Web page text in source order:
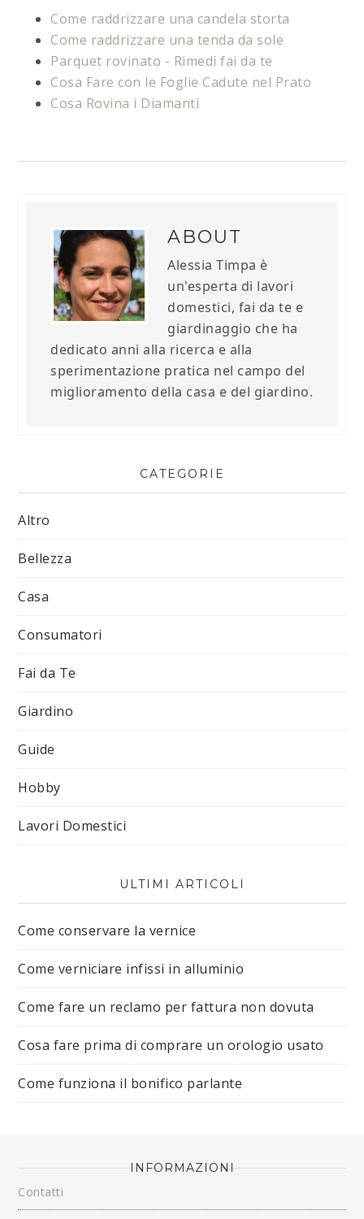
Come raddrizzare una candela storta
Come raddrizzare una tenda da sole
Parquet rovinato - Rimedi fai da te​
Cosa Fare con le Foglie Cadute nel Prato
Cosa Rovina i Diamanti
ABOUT
Alessia Timpa è
un'esperta di lavori
domestici, fai da te e
giardinaggio che ha
dedicato anni alla ricerca e alla
sperimentazione pratica nel campo del
miglioramento della casa e del giardino.
CATEGORIE
Altro
Bellezza
Casa
Consumatori
Fai da Te
Giardino
Guide
Hobby
Lavori Domestici
ULTIMI ARTICOLI
Come conservare la vernice
Come verniciare infissi in alluminio
Come fare un reclamo per fattura non dovuta
Cosa fare prima di comprare un orologio usato
Come funziona il bonifico parlante
INFORMAZIONI
Contatti